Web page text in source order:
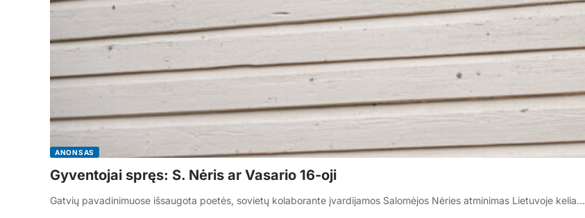
ANONSAS
Gyventojai spręs: S. Nėris ar Vasario 16-oji
Gatvių pavadinimuose išsaugota poetės, sovietų kolaborante įvardijamos Salomėjos Nėries atminimas Lietuvoje kelia…